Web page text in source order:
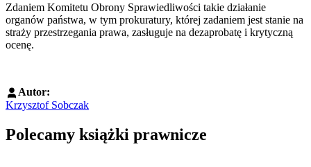
Zdaniem Komitetu Obrony Sprawiedliwości takie działanie
organów państwa, w tym prokuratury, której zadaniem jest stanie na
straży przestrzegania prawa, zasługuje na dezaprobatę i krytyczną
ocenę.
Autor:
Krzysztof Sobczak
Polecamy książki prawnicze